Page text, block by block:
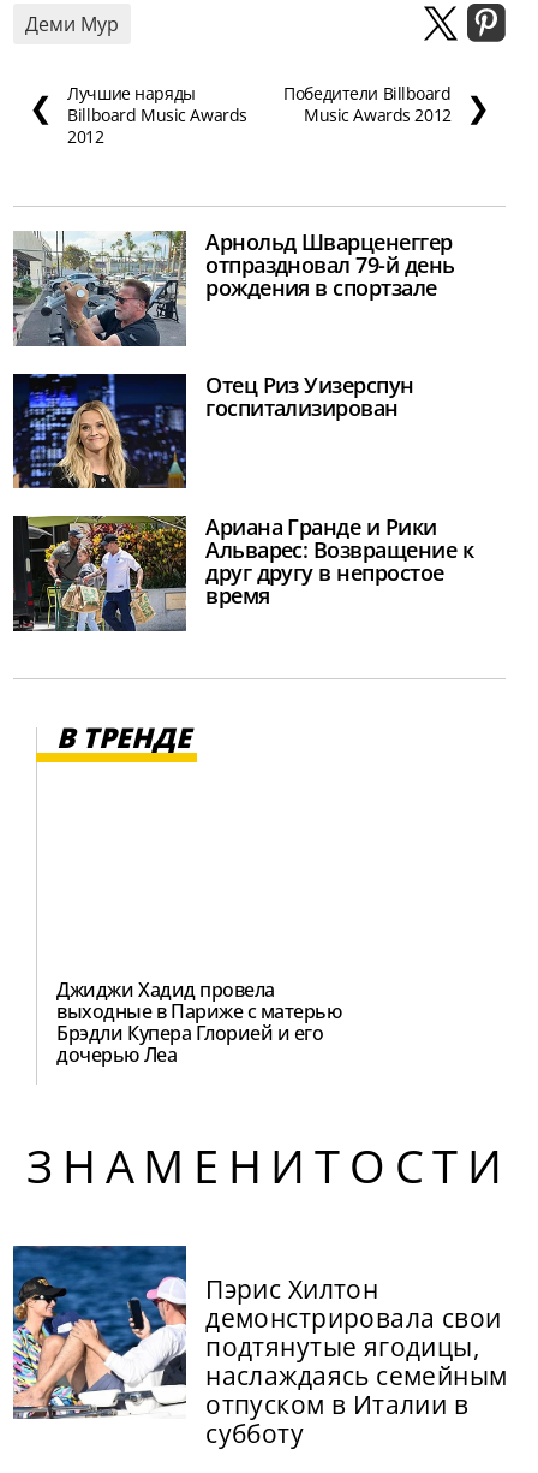
Деми Мур
❮
Лучшие наряды
Billboard Music Awards
2012
Победители Billboard
Music Awards 2012
❯
Арнольд Шварценеггер
отпраздновал 79-й день
рождения в спортзале
Отец Риз Уизерспун
госпитализирован
Ариана Гранде и Рики
Альварес: Возвращение к
друг другу в непростое
время
В ТРЕНДЕ
Джиджи Хадид провела
выходные в Париже с матерью
Брэдли Купера Глорией и его
дочерью Леа
ЗНАМЕНИТОСТИ
Пэрис Хилтон
демонстрировала свои
подтянутые ягодицы,
наслаждаясь семейным
отпуском в Италии в
субботу